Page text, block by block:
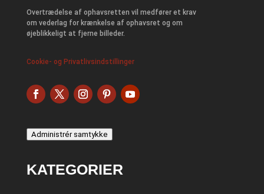
Overtrædelse af ophavsretten vil medfører et krav
om vederlag for krænkelse af ophavsret og om
øjeblikkeligt at fjerne billeder.
Cookie- og Privatlivsindstillinger
Administrér samtykke
KATEGORIER